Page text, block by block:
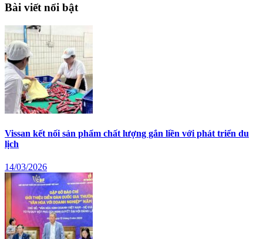
Bài viết nổi bật
Vissan kết nối sản phẩm chất lượng gắn liền với phát triển du
lịch
14/03/2026